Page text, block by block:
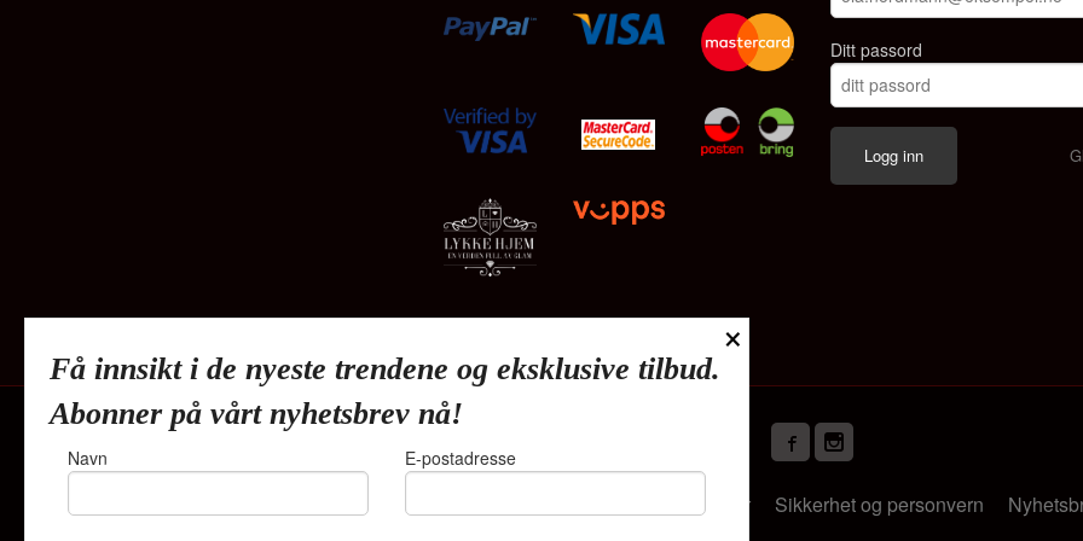
Ditt passord
Kjøpsbetingelser Sikkerhet og personvern
×
Få innsikt i de nyeste trendene og eksklusive tilbud.
Abonner på vårt nyhetsbrev nå!
Navn E-postadresse